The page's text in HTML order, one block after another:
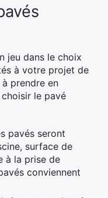
jeu dans le choix
à votre projet de
prendre en
le pavé
pavés seront
surface de
à la prise de
conviennent